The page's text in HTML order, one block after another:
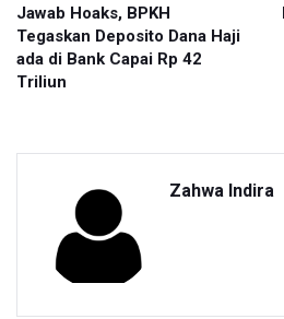
Jawab Hoaks, BPKH
Tegaskan Deposito Dana Haji
ada di Bank Capai Rp 42
Triliun
Zahwa Indira